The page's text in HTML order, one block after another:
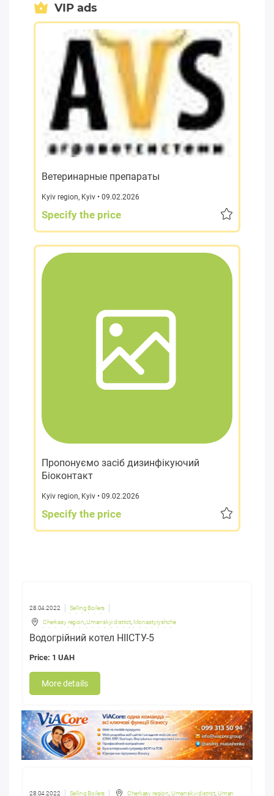
VIP ads
Ветеринарные препараты
Kyiv region, Kyiv • 09.02.2026
Specify the price
Пропонуємо засіб дизинфікуючий
Біоконтакт
Kyiv region, Kyiv • 09.02.2026
Specify the price
28.04.2022 Selling Boilers
Cherkasy region ,Umanskyi district, Monastyryshche
Водогрійний котел НІІСТУ-5
Price: 1 UAH
More details
28.04.2022 Selling Boilers Cherkasy region,Umanskyi district,Uman